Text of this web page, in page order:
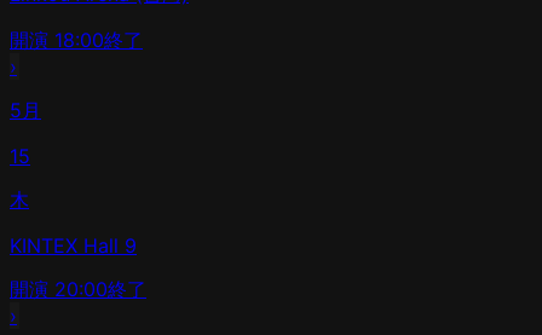
開演 18:00終了
›
5月
15
木
KINTEX Hall 9
開演 20:00終了
›